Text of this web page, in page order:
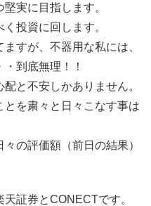
実に目指します。
投資に回します。
すが、不器用な私には、
到底無理！！
と不安しかありません。
を粛々と日々こなす事は
の評価額（前日の結果）
証券とCONECTです。